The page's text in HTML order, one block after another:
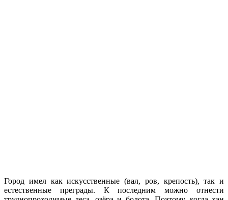
Город имел как искусственные (вал, ров, крепость), так и
естественные преграды. К последним можно отнести